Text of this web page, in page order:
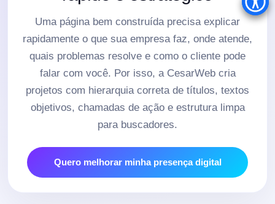
Uma página bem construída precisa explicar
rapidamente o que sua empresa faz, onde atende,
quais problemas resolve e como o cliente pode
falar com você. Por isso, a CesarWeb cria
projetos com hierarquia correta de títulos, textos
objetivos, chamadas de ação e estrutura limpa
para buscadores.
Quero melhorar minha presença digital